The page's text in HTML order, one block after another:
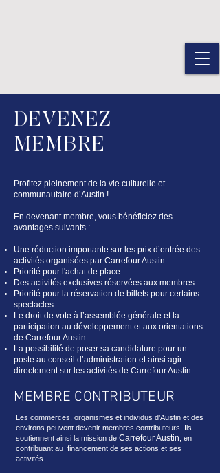
DEVENEZ
MEMBRE
Profitez pleinement de la vie culturelle et
communautaire d’Austin !
En devenant membre, vous bénéficiez des
avantages suivants :
Une réduction importante sur les prix d’entrée des
activités organisées par Carrefour Austin
Priorité pour l'achat de place
Des activités exclusives réservées aux membres
Priorité pour la réservation de billets pour certains
spectacles
Le droit de vote à l’assemblée générale et la
participation au développement et aux orientations
de Carrefour Austin
La possibilité de poser sa candidature pour un
poste au conseil d’administration et ainsi agir
directement sur les activités de Carrefour Austin
MEMBRE CONTRIBUTEUR
Les commerces, organismes et individus d’Austin et des
environs peuvent devenir membres contributeurs. Ils
soutiennent ainsi la mission de Carrefour Austin , en
contribuant au financement de ses actions et ses
activités.